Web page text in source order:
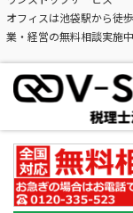
オフィスは池袋駅から徒
業・経営の無料相談実施中